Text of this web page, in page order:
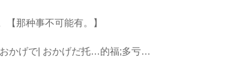
那种事不可能有。】
かげで| おかげだ托…的福;多亏…